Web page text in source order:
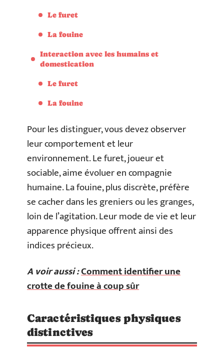
Le furet
La fouine
Interaction avec les humains et
domestication
Le furet
La fouine
Pour les distinguer, vous devez observer
leur comportement et leur
environnement. Le furet, joueur et
sociable, aime évoluer en compagnie
humaine. La fouine, plus discrète, préfère
se cacher dans les greniers ou les granges,
loin de l’agitation. Leur mode de vie et leur
apparence physique offrent ainsi des
indices précieux.
A voir aussi :Comment identifier une
crotte de fouine à coup sûr
Caractéristiques physiques
distinctives